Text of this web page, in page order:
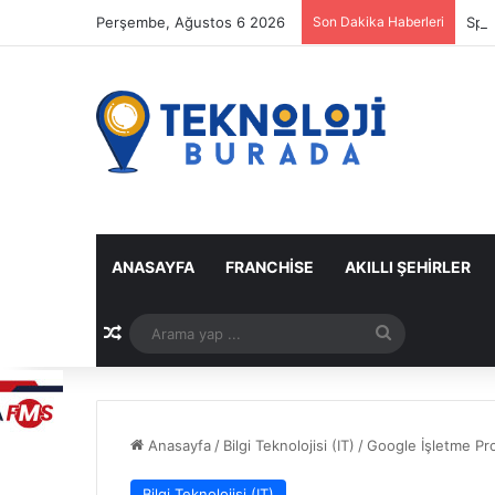
Perşembe, Ağustos 6 2026 Son Dakika Haberleri
ANASAYFA FRANCHISE AKILLI ŞEHIRLER
Rastgele Makale
yap
Anasayfa / Bilgi Teknolojisi (IT) /Google İşletme